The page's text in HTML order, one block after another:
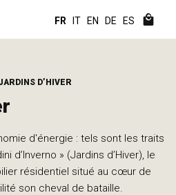
FR IT EN DE ES
D’HIVER
d'énergie : tels sont les traits
d’Inverno » (Jardins d’Hiver), le
résidentiel situé au cœur de
son cheval de bataille.